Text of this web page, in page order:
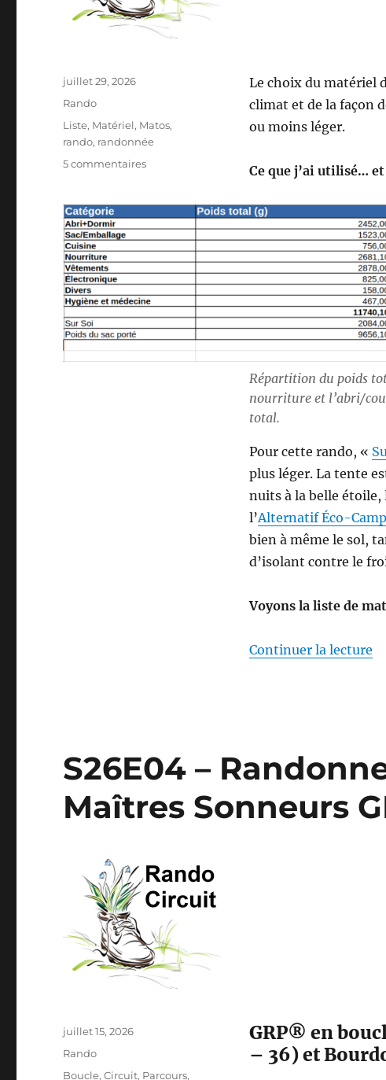
Le choix du matériel
climat et de la façon
ou moins léger.
Ce que j’ai utilisé…
Répartition du poids
nourriture et l’abri/
total.
Pour cette rando, «
plus léger. La tente
nuits à la belle étoile,
l’Alternatif Éco-
bien à même le sol,
d’isolant contre le
Voyons la liste de
Continuer la lecture
Publié
juillet 29, 2026
Catégories
Rando
Étiquettes
Liste, Matériel, Matos,
rando, randonnée
5 commentairessur
la
:
les
Pas
des
Maîtres
Sonneurs
S26E04 –
Maîtres Sonneurs
GRP® en
– 36) et
Publié
juillet 15, 2026
Catégories
Rando
Étiquettes
Boucle,Circuit, Parcours,